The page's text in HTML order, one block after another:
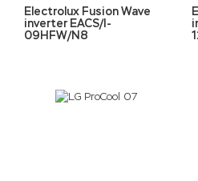
Electrolux Fusion Wave
inverter EACS/I-
09HFW/N8